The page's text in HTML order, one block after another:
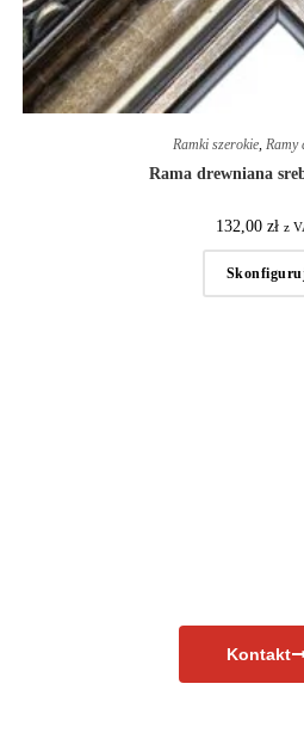
Ramki szerokie, Ramy
Rama drewniana
132,00 zł z
Kontakt